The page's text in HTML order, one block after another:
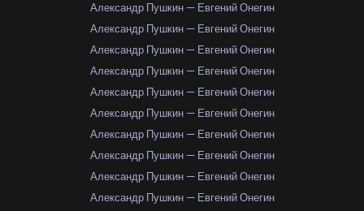
Александр Пушкин — Евгений Онегин
Александр Пушкин — Евгений Онегин
Александр Пушкин — Евгений Онегин
Александр Пушкин — Евгений Онегин
Александр Пушкин — Евгений Онегин
Александр Пушкин — Евгений Онегин
Александр Пушкин — Евгений Онегин
Александр Пушкин — Евгений Онегин
Александр Пушкин — Евгений Онегин
Александр Пушкин — Евгений Онегин